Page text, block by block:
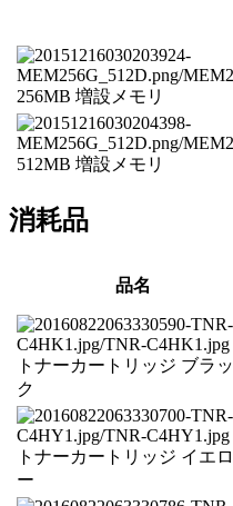
256MB 増設メモリ
512MB 増設メモリ
消耗品
品名
トナーカートリッジ ブラッ
ク
トナーカートリッジ イエロ
ー